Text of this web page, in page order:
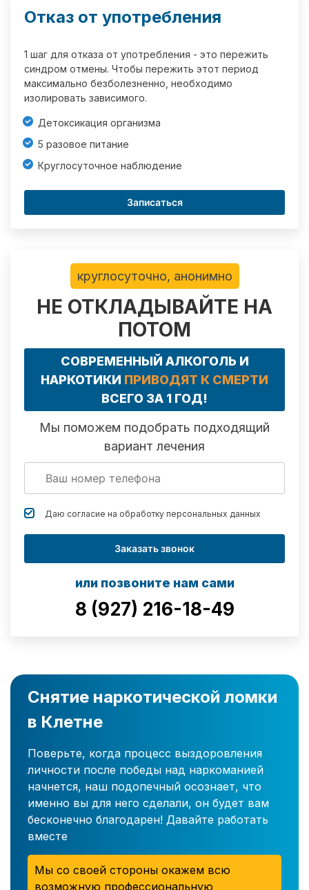
Отказ от употребления
1 шаг для отказа от употребления - это пережить
синдром отмены. Чтобы пережить этот период
максимально безболезненно, необходимо
изолировать зависимого.
Детоксикация организма
5 разовое питание
Круглосуточное наблюдение
Записаться
круглосуточно, анонимно
НЕ ОТКЛАДЫВАЙТЕ НА
ПОТОМ
СОВРЕМЕННЫЙ АЛКОГОЛЬ И
НАРКОТИКИ ПРИВОДЯТ К СМЕРТИ
ВСЕГО ЗА 1 ГОД!
Мы поможем подобрать подходящий
вариант лечения
Даю согласие на обработку персональных данных
Заказать звонок
или позвоните нам сами
8 (927) 216-18-49
Снятие наркотической ломки
в Клетне
Поверьте, когда процесс выздоровления
личности после победы над наркоманией
начнется, наш подопечный осознает, что
именно вы для него сделали, он будет вам
бесконечно благодарен! Давайте работать
вместе
Мы со своей стороны окажем всю
возможную профессиональную